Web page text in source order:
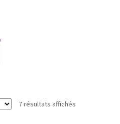
7 résultats affichés